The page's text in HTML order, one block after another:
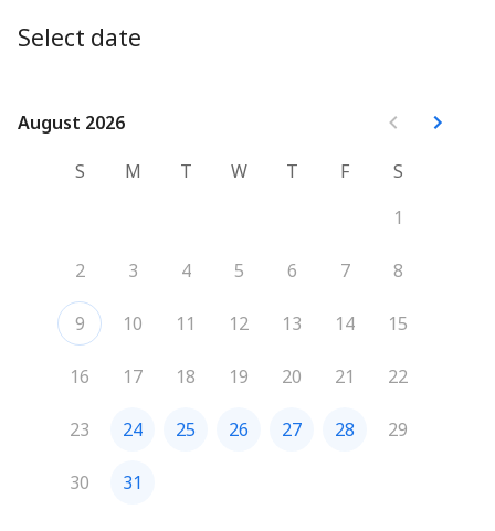
Promo à Lyon : 6 novembre 2025
Promo à Nantes : 6 octobre 2025
Select date
August 2026
August 2026
S
M T W T F
S
1
2 3 4 5 6 7 8
9 10 11 12 13 14 15
16 17 18 19 20 21 22
23 24 25 26 27 28 29
30 31